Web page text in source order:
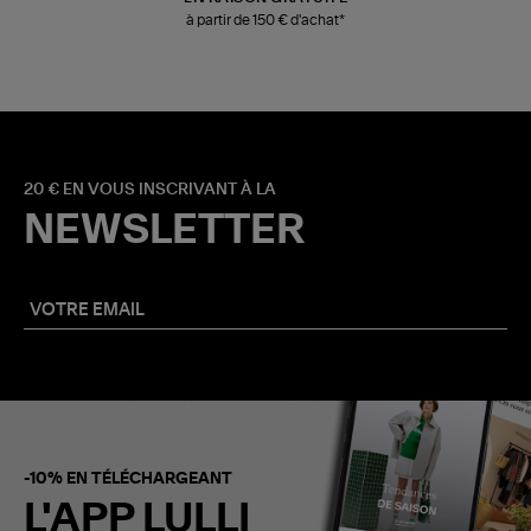
à partir de 150 € d'achat*
20 € EN VOUS INSCRIVANT À LA
NEWSLETTER
-10% EN TÉLÉCHARGEANT
L'APP LULLI